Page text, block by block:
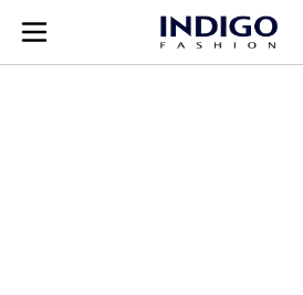
Прескачане към съдържанието